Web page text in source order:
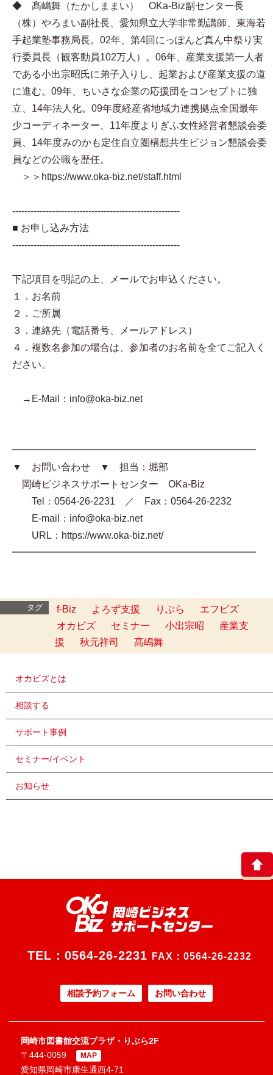
◆ 髙嶋舞（たかしままい） OKa-Biz副センター長
（株）やろまい副社長、愛知県立大学非常勤講師、東海若
手起業塾事務局長。02年、第4回にっぽんど真ん中祭り実
行委員長（観客動員102万人）。06年、産業支援第一人者
である小出宗昭氏に弟子入りし、起業および産業支援の道
に進む。09年、ちいさな企業の応援団をコンセプトに独
立、14年法人化。09年度経産省地域力連携拠点全国最年
少コーディネーター、11年度よりぎふ女性経営者懇談会委
員、14年度みのかも定住自立圏構想共生ビジョン懇談会委
員などの公職を歴任。
＞＞https://www.oka-biz.net/staff.html
-------------------------------------------------------
■ お申し込み方法
-------------------------------------------------------
下記項目を明記の上、メールでお申込ください。
１．お名前
２．ご所属
３．連絡先（電話番号、メールアドレス）
４．複数名参加の場合は、参加者のお名前を全てご記入く
ださい。
→E-Mail：info@oka-biz.net
━━━━━━━━━━━━━━━━━━━━━━━━━
▼ お問い合わせ ▼ 担当：堀部
岡崎ビジネスサポートセンター OKa-Biz
Tel：0564-26-2231 ／ Fax：0564-26-2232
E-mail：info@oka-biz.net
URL：https://www.oka-biz.net/
━━━━━━━━━━━━━━━━━━━━━━━━━
タグ f-Biz よろず支援 りぶら
エフビズ
オカビズ
セミナー 小出宗昭
産業支
援
秋元祥司 髙嶋舞
オカビズとは
相談する
サポート事例
セミナー/イベント
お知らせ
TEL： 0564-26-2231 FAX：0564-26-2232
相談予約フォーム お問い合わせ
岡崎市図書館交流プラザ・りぶら2F
〒444-0059
MAP
愛知県岡崎市康生通西4-71